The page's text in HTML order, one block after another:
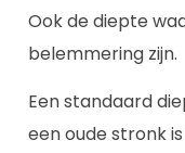
Ook de diepte
belemmering zijn.
Een standaard
een oude stronk